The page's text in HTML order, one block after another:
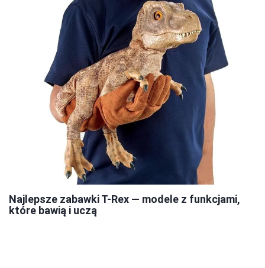
Najlepsze zabawki T-Rex — modele z funkcjami,
które bawią i uczą